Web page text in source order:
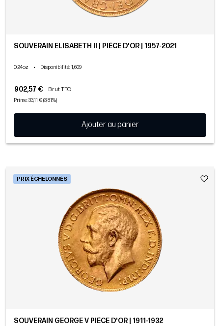
SOUVERAIN ELISABETH II | PIÈCE D'OR | 1957-2021
0.24oz • Disponibilité: 1,609
902,57 € Brut TTC
Prime: 33,11 € (3,81%)
Ajouter au panier
PRIX ÉCHELONNÉS
SOUVERAIN GEORGE V PIÈCE D'OR | 1911-1932